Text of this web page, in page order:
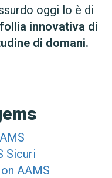
oggi lo è di
innovativa di
di domani.
Sicuri
AAMS